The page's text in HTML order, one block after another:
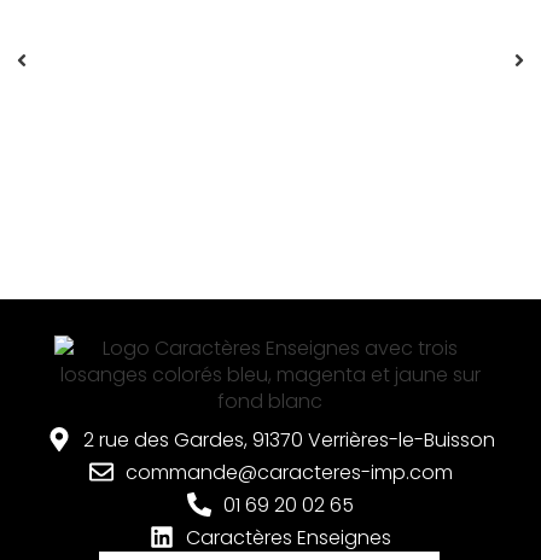
2 rue des Gardes, 91370 Verrières-le-Buisson
commande@caracteres-imp.com
01 69 20 02 65
Caractères Enseignes